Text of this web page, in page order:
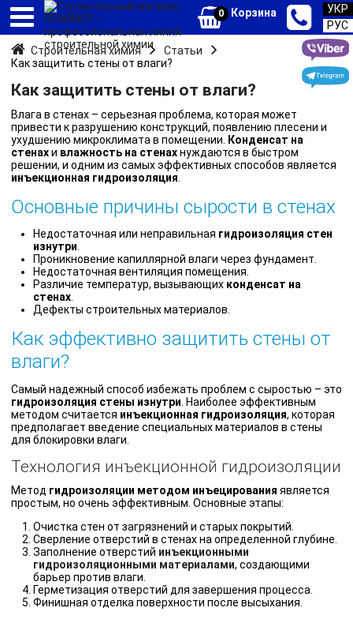
0 Корзина
УКР
РУС
Строительная химия
Статьи
Как защитить стены от влаги?
Как защитить стены от влаги?
Влага в стенах – серьезная проблема, которая может
привести к разрушению конструкций, появлению плесени и
ухудшению микроклимата в помещении.
Конденсат на
стенахи влажность на стенахнуждаются в быстром
решении, и одним из самых эффективных способов является
инъекционная гидроизоляция
Основные причины сырости в стенах
Недостаточная или неправильная гидроизоляция стен
изнутри.
Проникновение капиллярной влаги через фундамент.
Недостаточная вентиляция помещения.
Различие температур, вызывающих конденсат на
стенах.
Дефекты строительных материалов.
Как эффективно защитить стены от
влаги?
Самый надежный способ избежать проблем с сыростью – это
гидроизоляция стены изнутри . Наиболее эффективным
методом считается инъекционная гидроизоляция, которая
предполагает введение специальных материалов в стены
для блокировки влаги.
Технология инъекционной гидроизоляции
Метод гидроизоляции методом инъецирования является
простым, но очень эффективным. Основные этапы:
Очистка стен от загрязнений и старых покрытий.
Сверление отверстий в стенах на определенной глубине.
Заполнение отверстий инъекционными
гидроизоляционными материалами, создающими
барьер против влаги.
Герметизация отверстий для завершения процесса.
Финишная отделка поверхности после высыхания.